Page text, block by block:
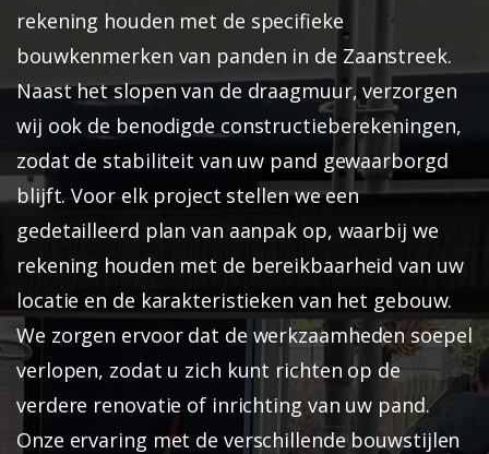
rekening houden met de specifieke
bouwkenmerken van panden in de Zaanstreek.
Naast het slopen van de draagmuur, verzorgen
wij ook de benodigde constructieberekeningen,
zodat de stabiliteit van uw pand gewaarborgd
blijft. Voor elk project stellen we een
gedetailleerd plan van aanpak op, waarbij we
rekening houden met de bereikbaarheid van uw
locatie en de karakteristieken van het gebouw.
We zorgen ervoor dat de werkzaamheden soepel
verlopen, zodat u zich kunt richten op de
verdere renovatie of inrichting van uw pand.
Onze ervaring met de verschillende bouwstijlen